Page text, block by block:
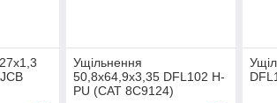
Ущільнення
50,8х64,9х3,35 DFL102 H-
PU (CAT 8C9124)